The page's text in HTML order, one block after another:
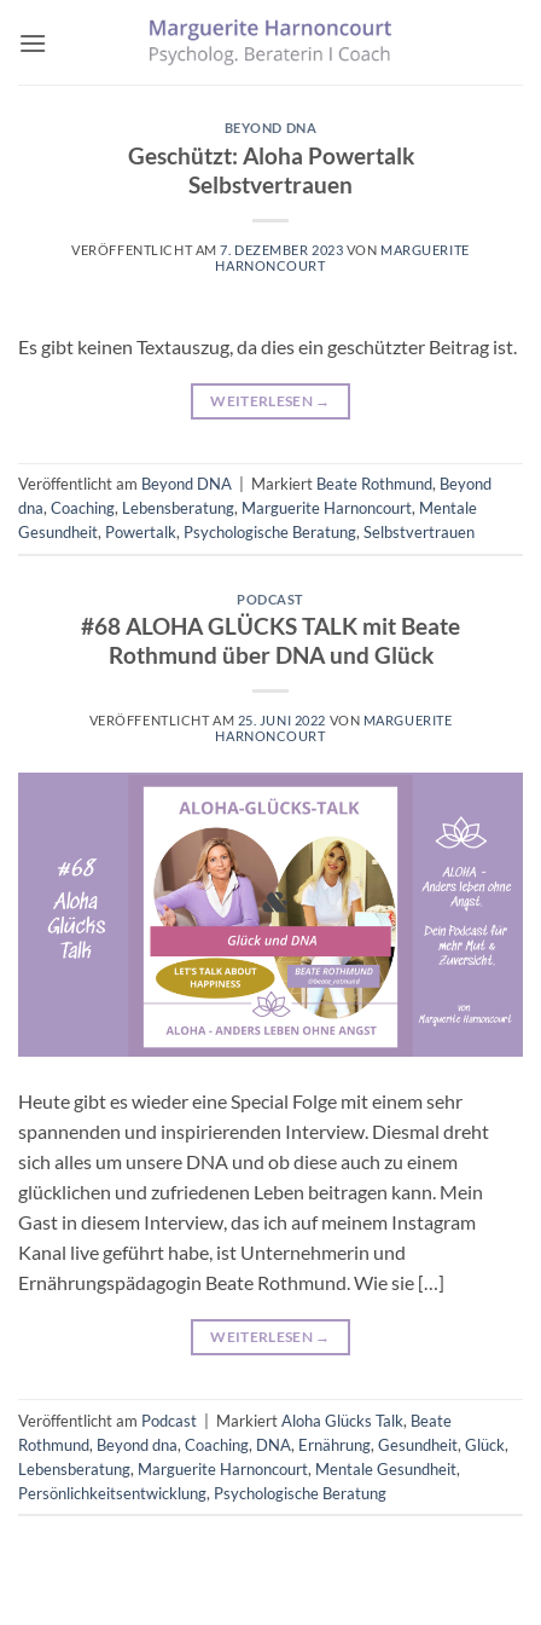
Inhalt
BEYOND DNA
Geschützt: Aloha Powertalk
Selbstvertrauen
VERÖFFENTLICHT AM7. DEZEMBER 2023 VON MARGUERITE
HARNONCOURT
Es gibt keinen Textauszug, da dies ein geschützter Beitrag ist.
WEITERLESEN →
Veröffentlicht am Beyond DNA Markiert Beate Rothmund, Beyond
dna, Coaching, Lebensberatung, Marguerite Harnoncourt, Mentale
Gesundheit, Powertalk, Psychologische Beratung, Selbstvertrauen
PODCAST
#68 ALOHA GLÜCKS TALK mit Beate
Rothmund über DNA und Glück
VERÖFFENTLICHT AM 25. JUNI 2022 VON MARGUERITE
HARNONCOURT
Heute gibt es wieder eine Special Folge mit einem sehr
spannenden und inspirierenden Interview. Diesmal dreht
sich alles um unsere DNA und ob diese auch zu einem
glücklichen und zufriedenen Leben beitragen kann. Mein
Gast in diesem Interview, das ich auf meinem Instagram
Kanal live geführt habe, ist Unternehmerin und
Ernährungspädagogin Beate Rothmund. Wie sie […]
WEITERLESEN →
Veröffentlicht am Podcast MarkiertAloha Glücks Talk, Beate
Rothmund, Beyond dna, Coaching, DNA, Ernährung, Gesundheit, Glück,
Lebensberatung, Marguerite Harnoncourt, Mentale Gesundheit,
Persönlichkeitsentwicklung, Psychologische Beratung